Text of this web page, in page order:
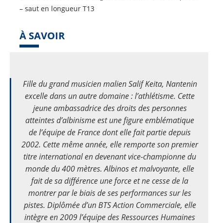
– saut en longueur T13
À SAVOIR
Fille du grand musicien malien Salif Keita, Nantenin
excelle dans un autre domaine : l’athlétisme. Cette
jeune ambassadrice des droits des personnes
atteintes d’albinisme est une figure emblématique
de l’équipe de France dont elle fait partie depuis
2002. Cette même année, elle remporte son premier
titre international en devenant vice-championne du
monde du 400 mètres. Albinos et malvoyante, elle
fait de sa différence une force et ne cesse de la
montrer par le biais de ses performances sur les
pistes. Diplômée d’un BTS Action Commerciale, elle
intègre en 2009 l’équipe des Ressources Humaines